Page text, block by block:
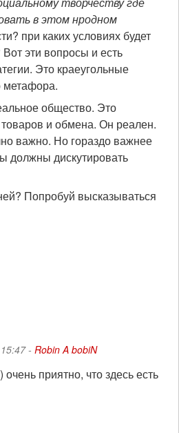
в этом нродном
при каких условиях будет
эти вопросы и есть
Это краеугольные
метафора.
общество. Это
и обмена. Он реален.
важно. Но гораздо важнее
должны дискутировать
Попробуй высказываться
- Robin A bobiN
приятно, что здесь есть